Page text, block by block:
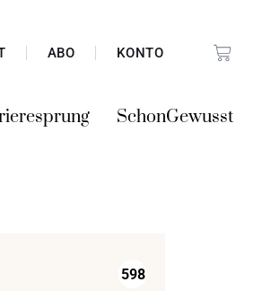
ABO KONTO
SchonGewusst
598